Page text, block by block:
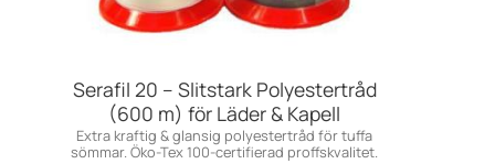
Serafil 20 – Slitstark Polyestertråd
(600 m) för Läder & Kapell
Extra kraftig & glansig polyestertråd för tuffa
sömmar. Öko-Tex 100-certifierad proffskvalitet.